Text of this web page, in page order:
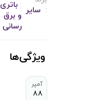
: سایر : باتری
و برق
رسانی
ویژگی‌ها
آمپر
88